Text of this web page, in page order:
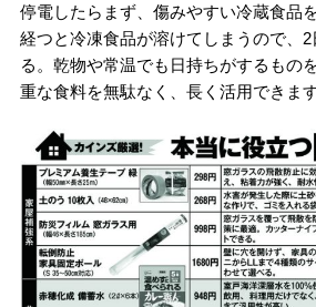
停電したらまず、傷みやすい冷蔵食品
経つと冷凍食品が溶けてしまうので、
る。乾物や常温でも日持ちがするもの
重な食料を無駄なく、長く活用できます